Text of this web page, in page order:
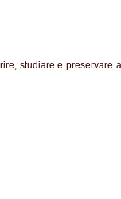
studiare e preservare